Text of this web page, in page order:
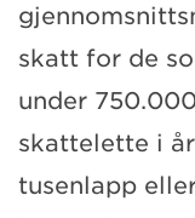
skatt for de
under
skattelette i
tusenlapp